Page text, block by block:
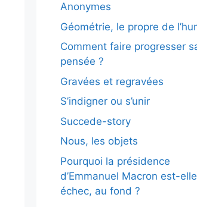
Anonymes
Géométrie, le propre de
Comment faire progresser
pensée ?
Gravées et regravées
S’indigner ou s’unir
Succede-story
Nous, les objets
Pourquoi la présidence
d’Emmanuel Macron est-
échec, au fond ?